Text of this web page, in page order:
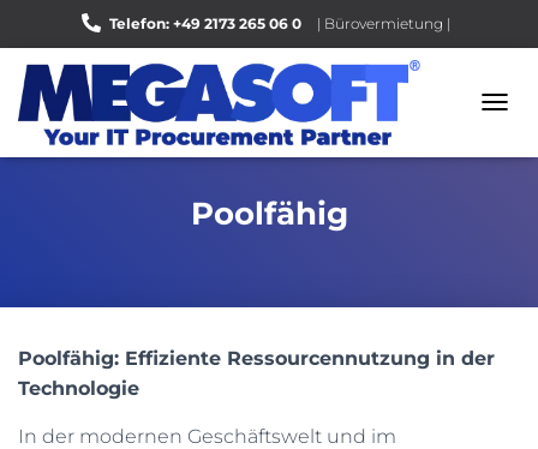
Telefon: +49 2173 265 06 0 | Bürovermietung |
Bewerten Sie uns auf Google |
O
Poolfähig
Poolfähig: Effiziente Ressourcennutzung in der
Technologie
In der modernen Geschäftswelt und im